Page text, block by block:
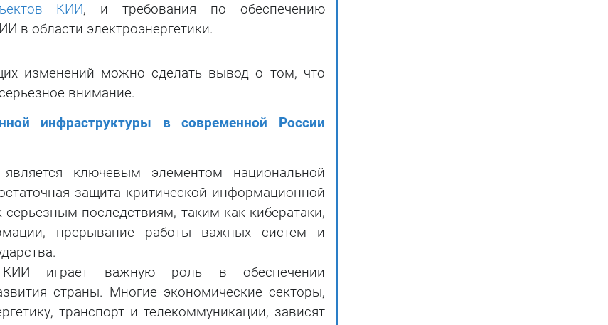
КИИ, и требования по обеспечению
в области электроэнергетики.
изменений можно сделать вывод о том, что
внимание.
инфраструктуры в современной России
ключевым элементом национальной
защита критической информационной
последствиям, таким как кибератаки,
прерывание работы важных систем и
играет важную роль в обеспечении
страны. Многие экономические секторы,
транспорт и телекоммуникации, зависят